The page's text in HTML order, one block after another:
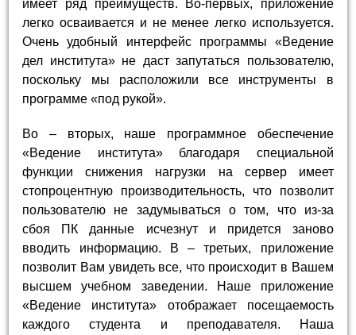
имеет ряд преимуществ. Во-первых, приложение
легко осваивается и не менее легко используется.
Очень удобный интерфейс программы «Ведение
дел института» не даст запутаться пользователю,
поскольку мы расположили все инструменты в
программе «под рукой».
Во – вторых, наше программное обеспечение
«Ведение института» благодаря специальной
функции снижения нагрузки на сервер имеет
стопроцентную производительность, что позволит
пользователю не задумываться о том, что из-за
сбоя ПК данные исчезнут и придется заново
вводить информацию. В – третьих, приложение
позволит Вам увидеть все, что происходит в Вашем
высшем учебном заведении. Наше приложение
«Ведение института» отображает посещаемость
каждого студента и преподавателя. Наша